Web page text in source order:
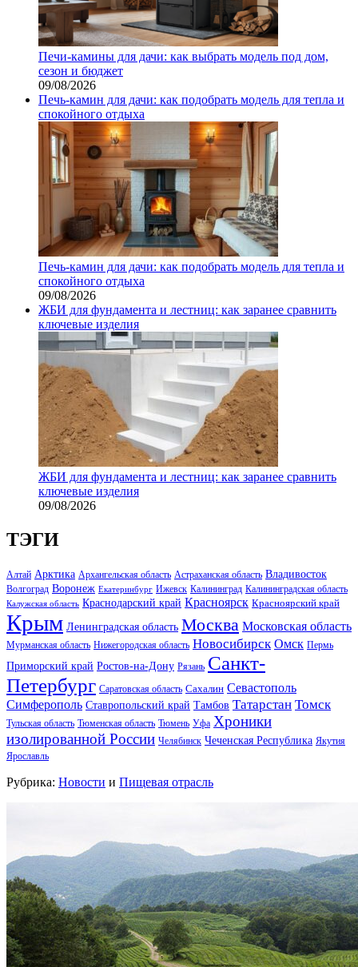
Печи-камины для дачи: как выбрать модель под дом,
сезон и бюджет
09/08/2026
Печь-камин для дачи: как подобрать модель для тепла и
спокойного отдыха
Печь-камин для дачи: как подобрать модель для тепла и
спокойного отдыха
09/08/2026
ЖБИ для фундамента и лестниц: как заранее сравнить
ключевые изделия
ЖБИ для фундамента и лестниц: как заранее сравнить
ключевые изделия
09/08/2026
ТЭГИ
Алтай Арктика Архангельская область Астраханская область Владивосток
Волгоград Воронеж Екатеринбург Ижевск Калининград Калининградская область
Калужская область Краснодарский край Красноярск Красноярский край
Крым Ленинградская область Москва Московская область
Мурманская область Нижегородская область Новосибирск Омск Пермь
Приморский край Ростов-на-Дону Рязань Санкт-
Петербург Саратовская область Сахалин Севастополь
Симферополь Ставропольский край Тамбов Татарстан Томск
Тульская область Тюменская область Тюмень Уфа Хроники
изолированной России Челябинск Чеченская Республика Якутия
Ярославль
Рубрика: Новости и Пищевая отрасль